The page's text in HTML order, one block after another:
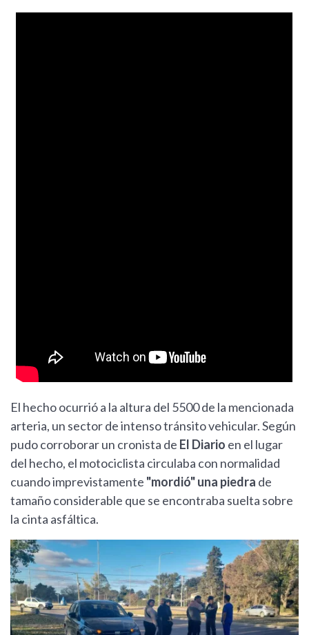
El hecho ocurrió a la altura del 5500 de la mencionada
arteria, un sector de intenso tránsito vehicular. Según
pudo corroborar un cronista de El Diario en el lugar
del hecho, el motociclista circulaba con normalidad
cuando imprevistamente "mordió" una piedra de
tamaño considerable que se encontraba suelta sobre
la cinta asfáltica.